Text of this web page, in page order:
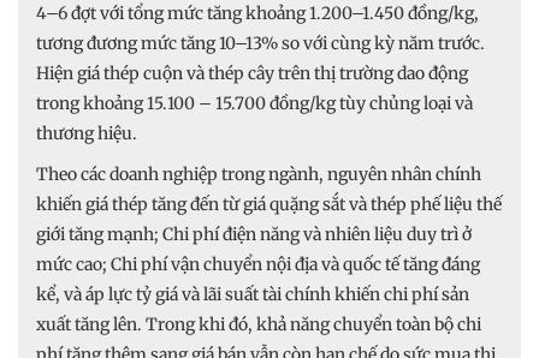
4–6 đợt với tổng mức tăng khoảng 1.200–1.450 đồng/kg,
tương đương mức tăng 10–13% so với cùng kỳ năm trước.
Hiện giá thép cuộn và thép cây trên thị trường dao động
trong khoảng 15.100 – 15.700 đồng/kg tùy chủng loại và
thương hiệu.
Theo các doanh nghiệp trong ngành, nguyên nhân chính
khiến giá thép tăng đến từ giá quặng sắt và thép phế liệu thế
giới tăng mạnh; Chi phí điện năng và nhiên liệu duy trì ở
mức cao; Chi phí vận chuyển nội địa và quốc tế tăng đáng
kể, và áp lực tỷ giá và lãi suất tài chính khiến chi phí sản
xuất tăng lên. Trong khi đó, khả năng chuyển toàn bộ chi